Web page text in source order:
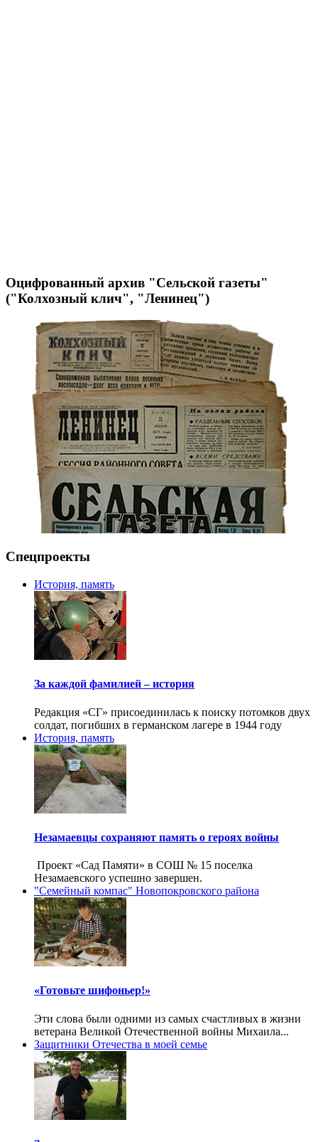
Оцифрованный архив "Сельской газеты"
("Колхозный клич", "Ленинец")
Спецпроекты
История, память
За каждой фамилией – история
Редакция «СГ» присоединилась к поиску потомков двух
солдат, погибших в германском лагере в 1944 году
История, память
Незамаевцы сохраняют память о героях войны
Проект «Сад Памяти» в СОШ № 15 поселка
Незамаевского успешно завершен.
"Семейный компас" Новопокровского района
«Готовьте шифоньер!»
Эти слова были одними из самых счастливых в жизни
ветерана Великой Отечественной войны Михаила...
Защитники Отечества в моей семье